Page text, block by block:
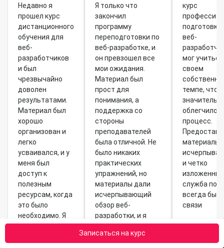
Записаться на курс
Недавно я
прошел курс
дистанционного
обучения для
веб-
разработчиков
и был
чрезвычайно
доволен
результатами.
Материал был
хорошо
организован и
легко
усваивался, и у
меня был
доступ к
полезным
ресурсам, когда
это было
необходимо. Я
рад, что выбрал
Я только что
закончил
программу
переподготовки по
веб-разработке, и
он превзошел все
мои ожидания.
Материал был
прост для
понимания, а
поддержка со
стороны
преподавателей
была отличной. Не
было никаких
практических
упражнений, но
материалы дали
исчерпывающий
обзор веб-
разработки, и я
смог легко
применить
курс
подготовки
веб-
мог
своем
темпе, что
облегчило
процесс.
материалы
и четко
служба
всегда
связи